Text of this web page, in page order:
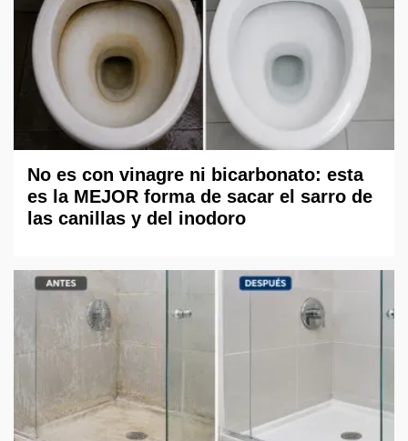
No es con vinagre ni bicarbonato: esta
es la MEJOR forma de sacar el sarro de
las canillas y del inodoro